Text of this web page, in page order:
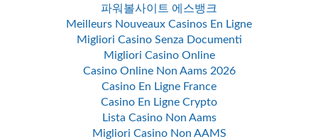
파워볼사이트 에스뱅크
Meilleurs Nouveaux Casinos En Ligne
Migliori Casino Senza Documenti
Migliori Casino Online
Casino Online Non Aams 2026
Casino En Ligne France
Casino En Ligne Crypto
Lista Casino Non Aams
Migliori Casino Non AAMS